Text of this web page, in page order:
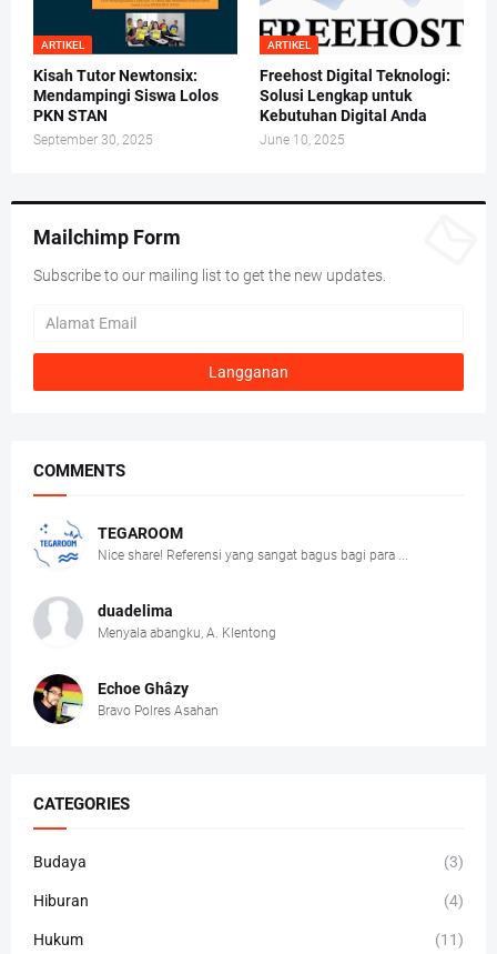
ARTIKEL
Kisah Tutor Newtonsix:
Mendampingi Siswa Lolos
PKN STAN
September 30, 2025
ARTIKEL
Freehost Digital Teknologi:
Solusi Lengkap untuk
Kebutuhan Digital Anda
June 10, 2025
Mailchimp Form
Subscribe to our mailing list to get the new updates.
COMMENTS
TEGAROOM
Nice share! Referensi yang sangat bagus bagi para ...
duadelima
Menyala abangku, A. Klentong
Echoe Ghâzy
Bravo Polres Asahan
CATEGORIES
Budaya (3)
Hiburan (4)
Hukum (11)